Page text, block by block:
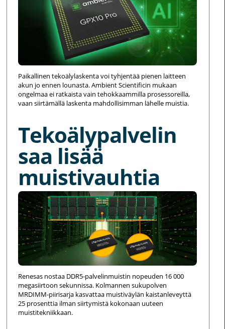
Paikallinen tekoälylaskenta voi tyhjentää pienen laitteen
akun jo ennen lounasta. Ambient Scientificin mukaan
ongelmaa ei ratkaista vain tehokkaammilla prosessoreilla,
vaan siirtämällä laskenta mahdollisimman lähelle muistia.
Tekoälypalvelin
saa lisää
muistivauhtia
Renesas nostaa DDR5-palvelinmuistin nopeuden 16 000
megasiirtoon sekunnissa. Kolmannen sukupolven
MRDIMM-piirisarja kasvattaa muistiväylän kaistanleveyttä
25 prosenttia ilman siirtymistä kokonaan uuteen
muistitekniikkaan.